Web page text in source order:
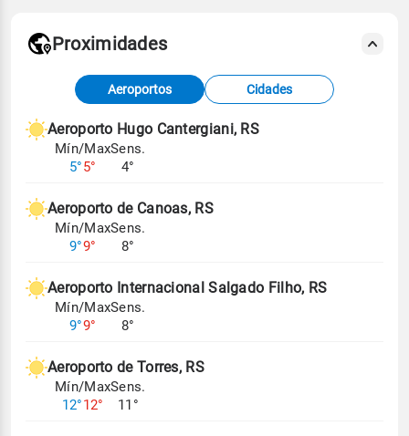
Fonte: dados combinados de estações
meteorológicas e satélite do Centro de Previsão
de Tempo e Estudos Climáticos (CPTEC).
Para obter mais informações sobre os dados
Proximidades
Aeroportos Cidades
Aeroporto Hugo Cantergiani, RS
Mín/Max
5°5°
Sens.
4°
Aeroporto de Canoas, RS
Mín/Max
9°9°
Sens.
8°
Aeroporto Internacional Salgado Filho, RS
Mín/Max
9°9°
Sens.
8°
Aeroporto de Torres, RS
Mín/Max
12°12°
Sens.
11°